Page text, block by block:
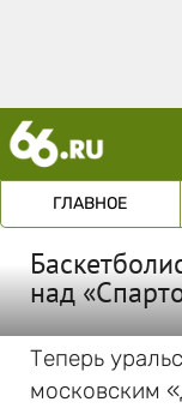
ГЛАВНОЕ
над
Теперь
московским